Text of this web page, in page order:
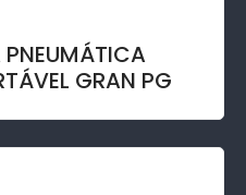
PNEUMÁTICA
GRAN PG